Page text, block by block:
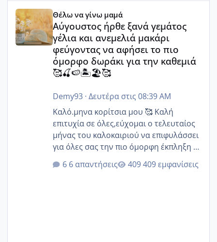
Αύγουστος ήρθε ξανά γεμάτος γέλια και ανεμελιά
Θέλω να γίνω μαμά
Αύγουστος ήρθε ξανά γεμάτος
γέλια και ανεμελιά μακάρι
φεύγοντας να αφήσει το πιο
όμορφο δωράκι για την καθεμιά
🥰🍒🍉🏝️🏖️🥰
Demy93· Δευτέρα στις 08:39 AM
Καλό.μηνα κορίτσια μου 🥰 Καλή
επιτυχία σε όλες,εύχομαι ο τελευταίος
μήνας του καλοκαιριού να επιφυλάσσει
για όλες σας την πιο όμορφη έκπληξη 🧿
@Elk @Melikara86 @Παρασκευαιδου
@Zenia z @melitiniღ @Christi.D.
6 απαντήσεις 409 εμφανίσεις